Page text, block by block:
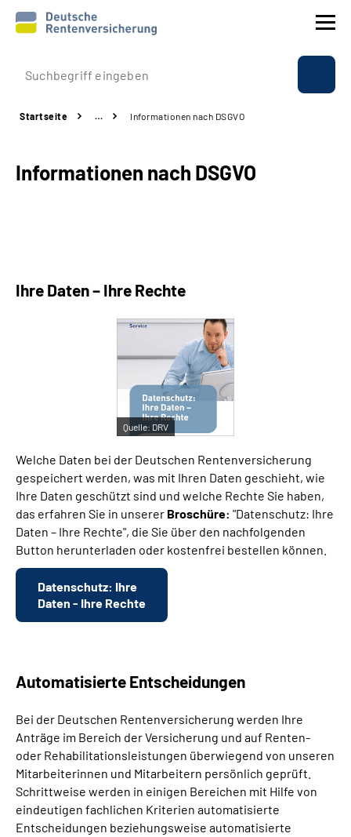
Prävention
Rente
Inhalte in Gebärdensprache (DGS)
Leichte Sprache
Mein Kundenportal
Startseite … Informationen nach DSGVO
Informationen nach DSGVO
Ihre Daten – Ihre Rechte
Quelle: DRV
Welche Daten bei der Deutschen Rentenversicherung
gespeichert werden, was mit Ihren Daten geschieht, wie
Ihre Daten geschützt sind und welche Rechte Sie haben,
das erfahren Sie in unserer Broschüre: "Datenschutz: Ihre
Daten – Ihre Rechte", die Sie über den nachfolgenden
Button herunterladen oder kostenfrei bestellen können.
Datenschutz: Ihre
Daten - Ihre Rechte
Automatisierte Entscheidungen
Bei der Deutschen Rentenversicherung werden Ihre
Anträge im Bereich der Versicherung und auf Renten-
oder Rehabilitationsleistungen überwiegend von unseren
Mitarbeiterinnen und Mitarbeitern persönlich geprüft.
Schrittweise werden in einigen Bereichen mit Hilfe von
eindeutigen fachlichen Kriterien automatisierte
Entscheidungen beziehungsweise automatisierte